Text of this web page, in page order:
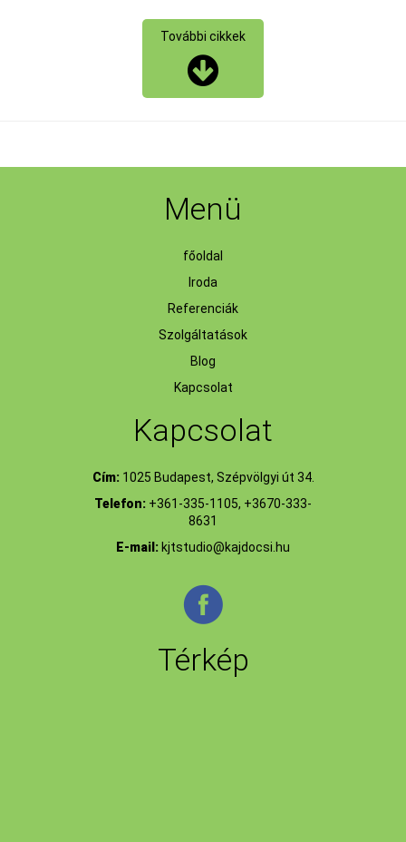
További cikkek
Menü
főoldal
Iroda
Referenciák
Szolgáltatások
Blog
Kapcsolat
Kapcsolat
Cím:1025 Budapest, Szépvölgyi út 34.
Telefon: +361-335-1105, +3670-333-
8631
E-mail: kjtstudio@kajdocsi.hu
Térkép